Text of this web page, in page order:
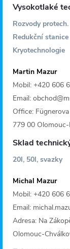
Vysokotlaké
Rozvody
Redukční stanice
Kryotechnologie
Martin Mazur
Mobil: +420 606
Email:
Office:
779 00
Sklad
20l, 50l, svazky
Michal Mazur
Mobil: +420 606
Email:
Adresa: Na
Olomouc-